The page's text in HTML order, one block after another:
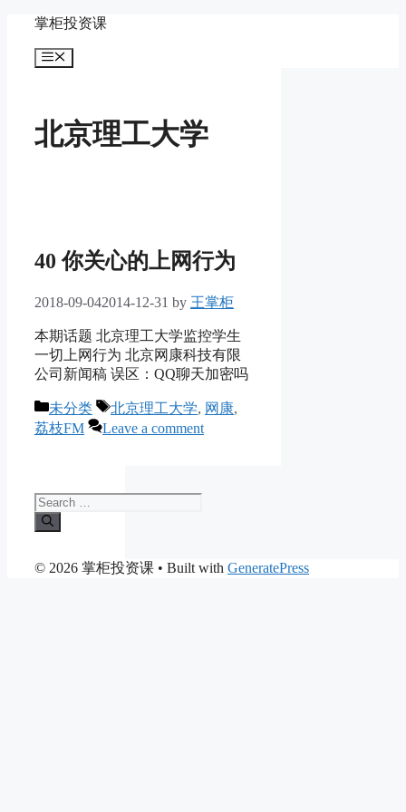
content
掌柜投资课
Menu
北京理工大学
40 你关心的上网行为
2018-09-042014-12-31 by 王掌柜
本期话题 北京理工大学监控学生
一切上网行为 北京网康科技有限
公司新闻稿 误区：QQ聊天加密吗
Categories
未分类 Tags
北京理工大学, 网康,
荔枝FM
Leave a comment
Search
for:
© 2026 掌柜投资课 • Built with GeneratePress